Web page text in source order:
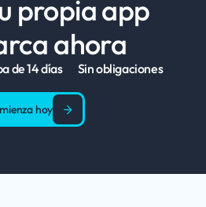
propia app
ahora
de 14 días Sin obligaciones
hoy